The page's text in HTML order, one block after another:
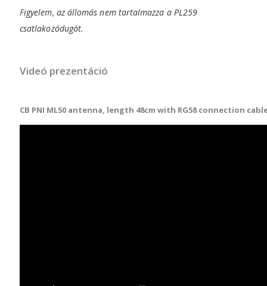
Figyelem, az állomás nem tartalmazza a PL259
csatlakozódugót.
Videó prezentáció
CB PNI ML50 antenna, length 48cm with RG58 connection